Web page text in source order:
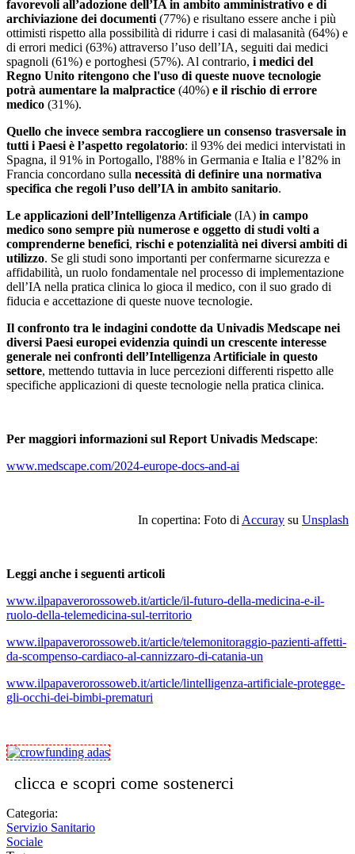
favorevoli all’adozione dell’IA in ambito amministrativo e di
archiviazione dei documenti (77%) e risultano essere anche i più
ottimisti rispetto alla possibilità di ridurre i casi di malasanità (64%) e
di errori medici (63%) attraverso l’uso dell’IA, seguiti dai medici
spagnoli (61%) e portoghesi (57%). Al contrario, i medici del
Regno Unito ritengono che l'uso di queste nuove tecnologie
potrà aumentare la malpractice (40%) e il rischio di errore
medico (31%).
Quello che invece sembra raccogliere un consenso trasversale in
tutti i Paesi è l’aspetto regolatorio: il 93% dei medici intervistati in
Spagna, il 91% in Portogallo, l'88% in Germania e Italia e l’82% in
Francia concordano sulla necessità di definire una normativa
specifica che regoli l’uso dell’IA in ambito sanitario.
Le applicazioni dell’Intelligenza Artificiale (IA) in campo
medico sono sempre più numerose e oggetto di studi volti a
comprenderne benefici, rischi e potenzialità nei diversi ambiti di
utilizzo. Se gli studi sono importanti per confermarne sicurezza e
affidabilità, un ruolo fondamentale nel processo di implementazione
dell’IA nella pratica clinica lo gioca il medico, con il suo grado di
fiducia e accettazione di queste nuove tecnologie.
Il confronto tra le indagini condotte da Univadis Medscape nei
diversi Paesi europei evidenzia quindi un crescente interesse
generale nei confronti dell’Intelligenza Artificiale in questo
settore, mettendo tuttavia in luce percezioni differenti rispetto alle
specifiche applicazioni di queste tecnologie nella pratica clinica.
Per maggiori informazioni sul Report Univadis Medscape:
www.medscape.com/2024-europe-docs-and-ai
In copertina: Foto di Accuray su Unsplash
Leggi anche i seguenti articoli
www.ilpapaverorossoweb.it/article/il-futuro-della-medicina-e-il-
ruolo-della-telemedicina-sul-territorio
www.ilpapaverorossoweb.it/article/telemonitoraggio-pazienti-affetti-
da-scompenso-cardiaco-al-cannizzaro-di-catania-un
www.ilpapaverorossoweb.it/article/lintelligenza-artificiale-protegge-
gli-occhi-dei-bimbi-prematuri
clicca e scopri come sostenerci
Categoria:
Servizio Sanitario
Sociale